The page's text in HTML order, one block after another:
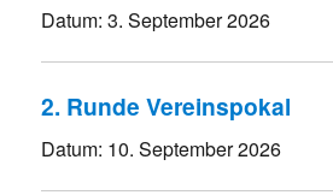
Datum:3. September 2026
2. Runde Vereinspokal
Datum: 10. September 2026